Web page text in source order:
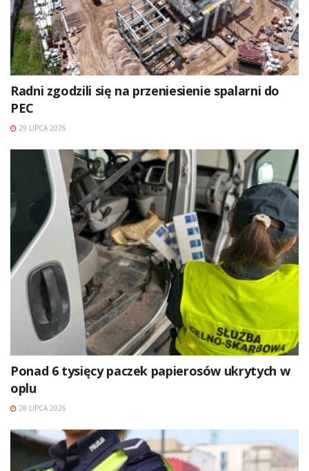
Radni zgodzili się na przeniesienie spalarni do
PEC
29 LIPCA 2026
Ponad 6 tysięcy paczek papierosów ukrytych w
oplu
28 LIPCA 2026